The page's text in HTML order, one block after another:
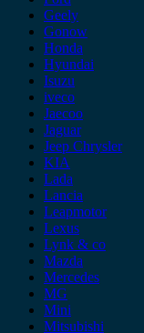
Geely
Gonow
Honda
Hyundai
Isuzu
iveco
Jaecoo
Jaguar
Jeep Chrysler
KIA
Lada
Lancia
Leapmotor
Lexus
Lynk & co
Mazda
Mercedes
MG
Mini
Mitsubishi